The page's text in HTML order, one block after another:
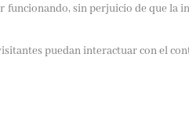
funcionando, sin perjuicio de que la
puedan interactuar con el